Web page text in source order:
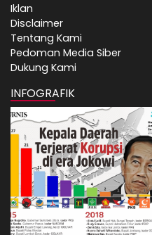
Iklan
Disclaimer
Tentang Kami
Pedoman Media Siber
Dukung Kami
INFOGRAFIK